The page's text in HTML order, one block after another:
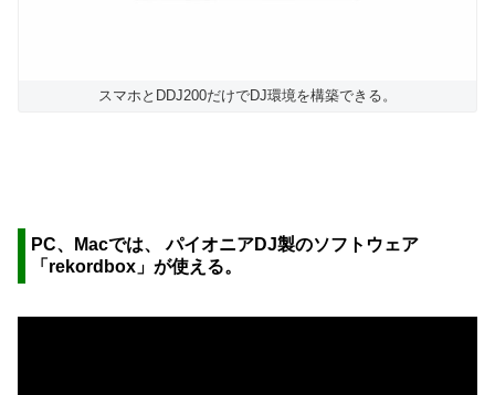
スマホとDDJ200だけでDJ環境を構築できる。
PC、Macでは、 パイオニアDJ製のソフトウェア
「rekordbox」が使える。